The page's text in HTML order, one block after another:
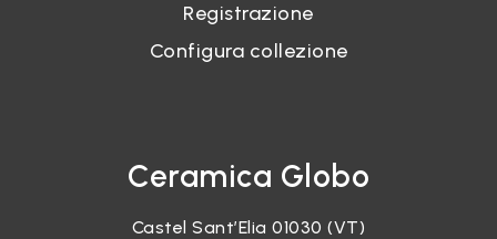
Registrazione
Configura collezione
Ceramica Globo
Castel Sant’Elia 01030 (VT)